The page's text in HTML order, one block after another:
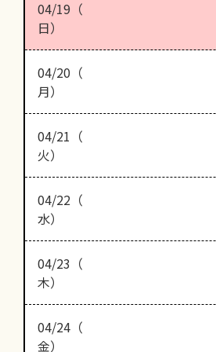
04/19（
日）
04/20（
月）
04/21（
火）
04/22（
水）
04/23（
木）
04/24（
金）